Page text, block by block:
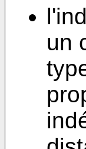
un